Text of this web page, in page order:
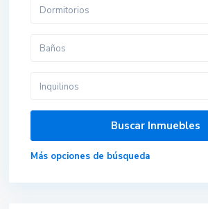
Dormitorios
Baños
Inquilinos
Más opciones de búsqueda